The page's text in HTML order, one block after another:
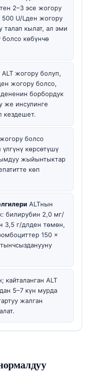
2–3 эсе жогору
500 U/Lден жогору
талап кылат, ал эми
көбүнчө
ALT жогору болуп,
жогору болсо,
борбордук
же инсулинге
кездешет.
болсо
көрсөтүшү
жыйынтыктар
көп
ALTнын
билирубин 2,0 мг/
3,5 г/длден төмөн,
150 ×
кайталанган ALT
5–7 күн мурда
жалган